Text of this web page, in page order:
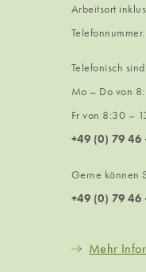
Arbeitsort
Telefonnummer.
Telefonisch
Mo – Do von
Fr von 8:30 –
+49 (0) 79 46
Gerne können
+49 (0) 79 46
Mehr